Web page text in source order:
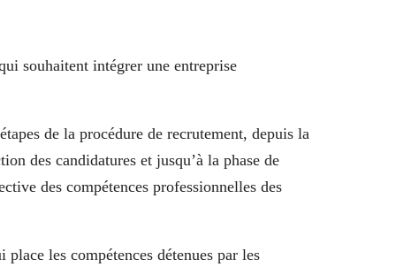
souhaitent intégrer une entreprise
de la procédure de recrutement, depuis la
des candidatures et jusqu’à la phase de
des compétences professionnelles des
place les compétences détenues par les